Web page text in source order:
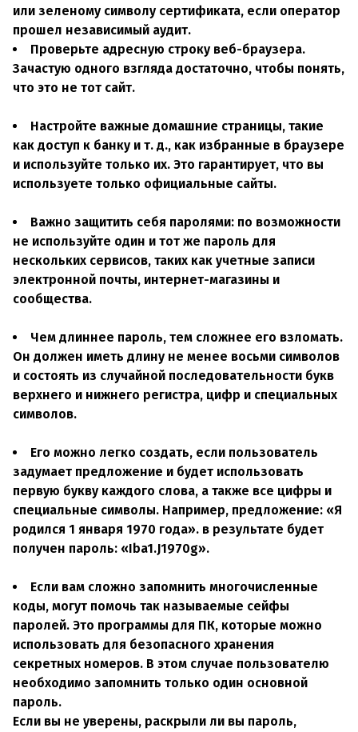
или зеленому символу сертификата, если оператор
прошел независимый аудит.
Проверьте адресную строку веб-браузера.
Зачастую одного взгляда достаточно, чтобы понять,
что это не тот сайт.
Настройте важные домашние страницы, такие
как доступ к банку и т. д., как избранные в браузере
и используйте только их. Это гарантирует, что вы
используете только официальные сайты.
Важно защитить себя паролями: по возможности
не используйте один и тот же пароль для
нескольких сервисов, таких как учетные записи
электронной почты, интернет-магазины и
сообщества.
Чем длиннее пароль, тем сложнее его взломать.
Он должен иметь длину не менее восьми символов
и состоять из случайной последовательности букв
верхнего и нижнего регистра, цифр и специальных
символов.
Его можно легко создать, если пользователь
задумает предложение и будет использовать
первую букву каждого слова, а также все цифры и
специальные символы. Например, предложение: «Я
родился 1 января 1970 года». в результате будет
получен пароль: «Iba1.J1970g».
Если вам сложно запомнить многочисленные
коды, могут помочь так называемые сейфы
паролей. Это программы для ПК, которые можно
использовать для безопасного хранения
секретных номеров. В этом случае пользователю
необходимо запомнить только один основной
пароль.
Если вы не уверены, раскрыли ли вы пароль,